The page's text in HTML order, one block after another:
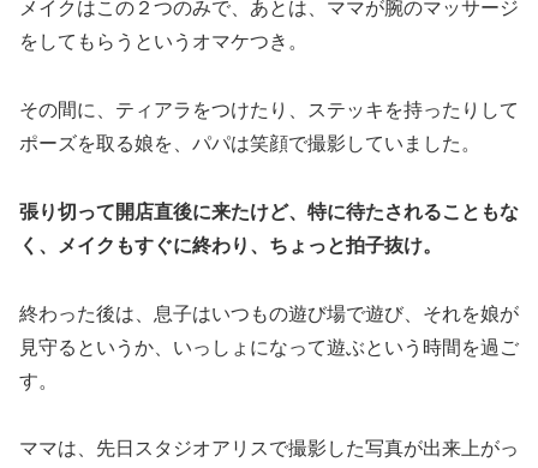
メイクはこの２つのみで、あとは、ママが腕のマッサージ
をしてもらうというオマケつき。
その間に、ティアラをつけたり、ステッキを持ったりして
ポーズを取る娘を、パパは笑顔で撮影していました。
張り切って開店直後に来たけど、特に待たされることもな
く、メイクもすぐに終わり、ちょっと拍子抜け。
終わった後は、息子はいつもの遊び場で遊び、それを娘が
見守るというか、いっしょになって遊ぶという時間を過ご
す。
ママは、先日スタジオアリスで撮影した写真が出来上がっ